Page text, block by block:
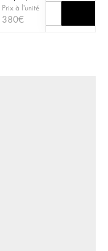
Prix à l'unité
380€